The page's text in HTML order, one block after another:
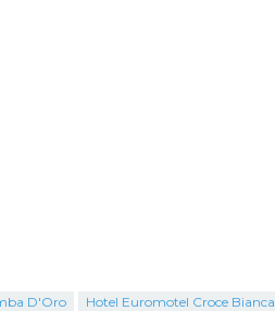
D'Oro Hotel Euromotel Croce Bianca